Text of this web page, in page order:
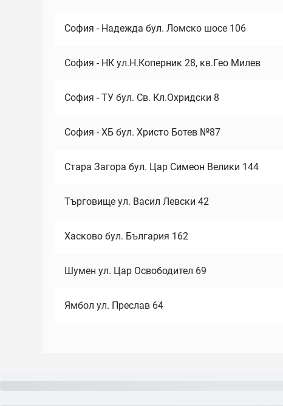
София - Надежда бул. Ломско шосе 106
София - НК ул.Н.Коперник 28, кв.Гео Милев
София - ТУ бул. Св. Кл.Охридски 8
София - ХБ бул. Христо Ботев №87
Стара Загора бул. Цар Симеон Велики 144
Търговище ул. Васил Левски 42
Хасково бул. България 162
Шумен ул. Цар Освободител 69
Ямбол ул. Преслав 64